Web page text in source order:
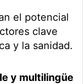
el potencial
clave
y la sanidad.
y multilingüe